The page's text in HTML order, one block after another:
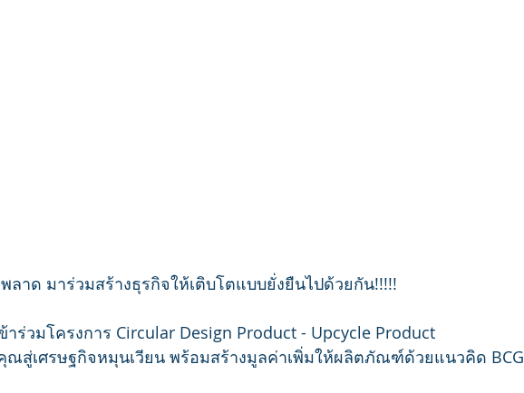
ลาด มาร่วมสร้างธุรกิจให้เติบโตแบบยั่งยืนไปด้วยกัน!!!!!
ร่วมโครงการ Circular Design Product - Upcycle Product
ณสู่เศรษฐกิจหมุนเวียน พร้อมสร้างมูลค่าเพิ่มให้ผลิตภัณฑ์ด้วยแนวคิด BCG